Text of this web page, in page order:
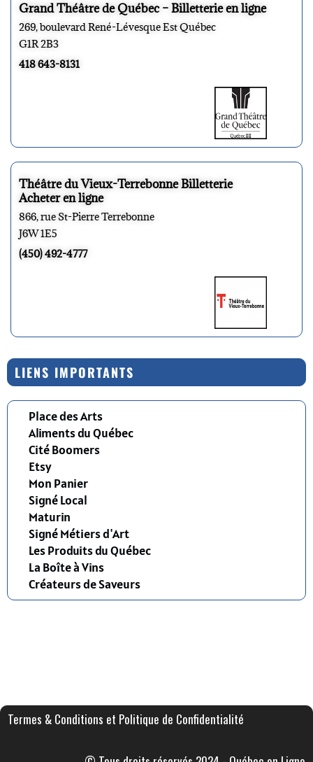
Grand Théâtre de Québec – Billetterie en ligne
269, boulevard René-Lévesque Est Québec
G1R 2B3
418 643-8131
Théâtre du Vieux-Terrebonne Billetterie
Acheter en ligne
866, rue St-Pierre Terrebonne
J6W 1E5
(450) 492-4777
LIENS IMPORTANTS
Place des Arts
Aliments du Québec
Cité Boomers
Etsy
Mon Panier
Signé Local
Maturin
Signé Métiers d'Art
Les Produits du Québec
La Boîte à Vins
Créateurs de Saveurs
Termes & Conditions et Politique de Confidentialité